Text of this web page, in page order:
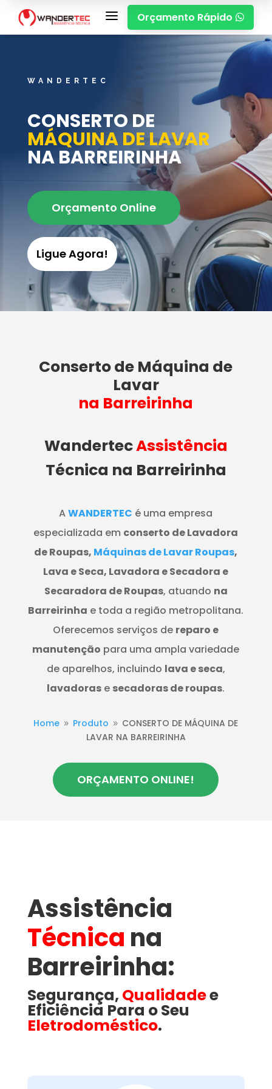
a Orçamento Rápido 
WANDERTEC
CONSERTO DE
MÁQUINA DE LAVAR
NA BARREIRINHA
Orçamento Online
Ligue Agora!
Conserto de Máquina de
Lavar
na Barreirinha
WandertecAssistência
Técnica na Barreirinha
AWANDERTEC é uma empresa
especializada em conserto de Lavadora
de Roupas, Máquinas de Lavar Roupas,
Lava e Seca, Lavadora e Secadora e
Secaradora de Roupas, atuando na
Barreirinha e toda a região metropolitana.
Oferecemos serviços de reparo e
manutenção para uma ampla variedade
de aparelhos, incluindo lava e seca,
lavadoras e secadoras de roupas.
Home 9 Produto 9 CONSERTO DE MÁQUINA DE
LAVAR NA BARREIRINHA
ORÇAMENTO ONLINE!
Assistência
Técnica na
Barreirinha​:
Segurança, Qualidadee
Eficiência Para o Seu
Eletrodoméstico.